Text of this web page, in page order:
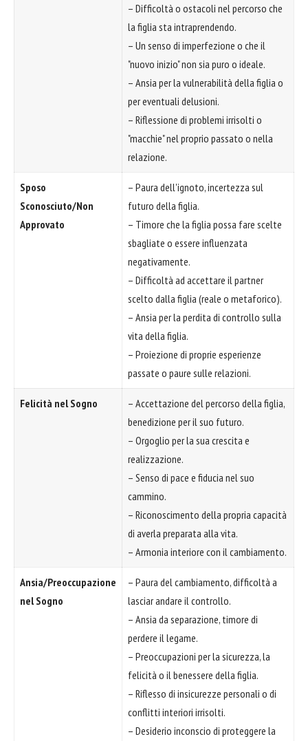
– Difficoltà o ostacoli nel percorso che
la figlia sta intraprendendo.
– Un senso di imperfezione o che il
"nuovo inizio" non sia puro o ideale.
– Ansia per la vulnerabilità della figlia o
per eventuali delusioni.
– Riflessione di problemi irrisolti o
"macchie" nel proprio passato o nella
relazione.
Sposo
Sconosciuto/Non
Approvato
– Paura dell'ignoto, incertezza sul
futuro della figlia.
– Timore che la figlia possa fare scelte
sbagliate o essere influenzata
negativamente.
– Difficoltà ad accettare il partner
scelto dalla figlia (reale o metaforico).
– Ansia per la perdita di controllo sulla
vita della figlia.
– Proiezione di proprie esperienze
passate o paure sulle relazioni.
Felicità nel Sogno
– Accettazione del percorso della figlia,
benedizione per il suo futuro.
– Orgoglio per la sua crescita e
realizzazione.
– Senso di pace e fiducia nel suo
cammino.
– Riconoscimento della propria capacità
di averla preparata alla vita.
– Armonia interiore con il cambiamento.
Ansia/Preoccupazione
nel Sogno
– Paura del cambiamento, difficoltà a
lasciar andare il controllo.
– Ansia da separazione, timore di
perdere il legame.
– Preoccupazioni per la sicurezza, la
felicità o il benessere della figlia.
– Riflesso di insicurezze personali o di
conflitti interiori irrisolti.
– Desiderio inconscio di proteggere la